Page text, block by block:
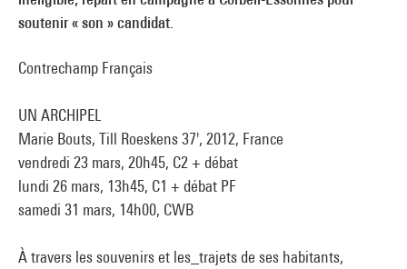
soutenir « son » candidat.
Contrechamp Français
UN ARCHIPEL
Marie Bouts, Till Roeskens 37', 2012, France
vendredi 23 mars, 20h45, C2 + débat
lundi 26 mars, 13h45, C1 + débat PF
samedi 31 mars, 14h00, CWB
À travers les souvenirs et les_trajets de ses habitants,